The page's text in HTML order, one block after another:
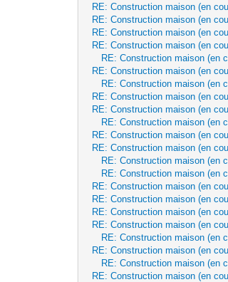
RE: Construction maison (en
RE: Construction maison (en
RE: Construction maison (en
RE: Construction maison (en
RE: Construction maison (en
RE: Construction maison (en
RE: Construction maison (en
RE: Construction maison (en
RE: Construction maison (en
RE: Construction maison (en
RE: Construction maison (en
RE: Construction maison (en
RE: Construction maison (en
RE: Construction maison (en
RE: Construction maison (en
RE: Construction maison (en
RE: Construction maison (en
RE: Construction maison (en
RE: Construction maison (en
RE: Construction maison (en
RE: Construction maison (en
RE: Construction maison (en